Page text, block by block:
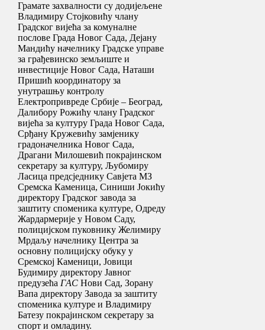
Грамате захвалности су додијељене
Владимиру Стојковићу члану
Градског вијећа за комуналне
послове Града Новог Сада, Дејану
Мандићу начелнику Градске управе
за грађевинско земљиште и
инвестиције Новог Сада, Наташи
Пришић координатору за
унутрашњу контролу
Електропривреде Србије – Београд,
Далибору Рожићу члану Градског
вијећа за културу Града Новог Сада,
Срђану Кружевићу замјенику
градоначелника Новог Сада,
Драгани Милошевић покрајинском
секретару за културу, Љубомиру
Ласица предсједнику Савјета МЗ
Сремска Каменица, Синиши Јокићу
директору Градског завода за
заштиту споменика културе, Одреду
Жардармерије у Новом Саду,
полицијском пуковнику Желимиру
Мрдаљу начелнику Центра за
основну полицијску обуку у
Сремској Каменици, Јовици
Будимиру директору Јавног
предузећа ГАС Нови Сад, Зорану
Вапа директору Завода за заштиту
споменика културе и Владимиру
Батезу покрајинском секретару за
спорт и омладину.